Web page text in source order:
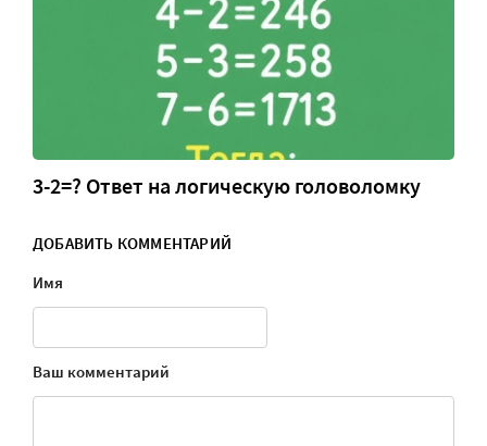
3-2=? Ответ на логическую головоломку
ДОБАВИТЬ КОММЕНТАРИЙ
Имя
Ваш комментарий